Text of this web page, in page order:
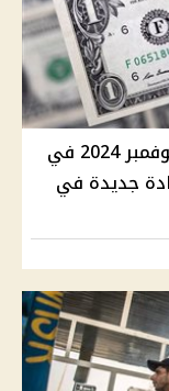
رسمياً: سعر الدولار اليوم الأربعاء 20 نوفمبر 2024 في
جديدة في